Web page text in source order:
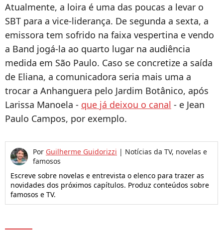
Atualmente, a loira é uma das poucas a levar o
SBT para a vice-liderança. De segunda a sexta, a
emissora tem sofrido na faixa vespertina e vendo
a Band jogá-la ao quarto lugar na audiência
medida em São Paulo. Caso se concretize a saída
de Eliana, a comunicadora seria mais uma a
trocar a Anhanguera pelo Jardim Botânico, após
Larissa Manoela - que já deixou o canal - e Jean
Paulo Campos, por exemplo.
Por Guilherme Guidorizzi | Notícias da TV, novelas e
famosos
Escreve sobre novelas e entrevista o elenco para trazer as
novidades dos próximos capítulos. Produz conteúdos sobre
famosos e TV.